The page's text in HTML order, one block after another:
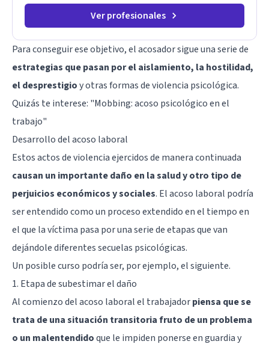
Ver profesionales
Para conseguir ese objetivo, el acosador sigue una serie de
estrategias que pasan por el aislamiento, la hostilidad,
el desprestigioy otras formas de violencia psicológica.
Quizás te interese: "Mobbing: acoso psicológico en el
trabajo"
Desarrollo del acoso laboral
Estos actos de violencia ejercidos de manera continuada
causan un importante daño en la salud y otro tipo de
perjuicios económicos y sociales. El acoso laboral podría
ser entendido como un proceso extendido en el tiempo en
el que la víctima pasa por una serie de etapas que van
dejándole diferentes secuelas psicológicas.
Un posible curso podría ser, por ejemplo, el siguiente.
1. Etapa de subestimar el daño
Al comienzo del acoso laboral el trabajadorpiensa que se
trata de una situación transitoria fruto de un problema
o un malentendidoque le impiden ponerse en guardia y